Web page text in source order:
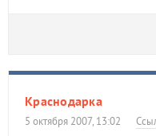
Краснодарка
5 октября 2007, 13:02